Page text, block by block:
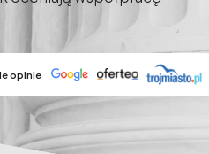
opinie